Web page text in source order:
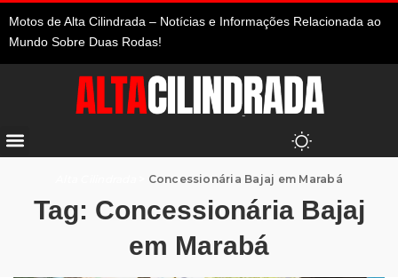
Motos de Alta Cilindrada – Notícias e Informações Relacionada ao
Mundo Sobre Duas Rodas!
Concessionária Bajaj em Marabá
Tag: Concessionária Bajaj
em Marabá